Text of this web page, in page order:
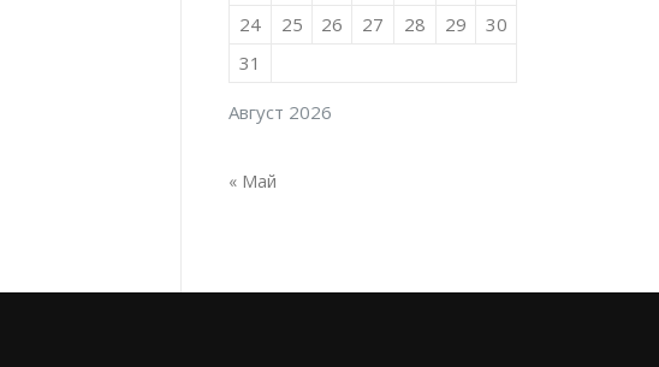
Август 2026
24
25 26 27 28 29
30
31
« Май